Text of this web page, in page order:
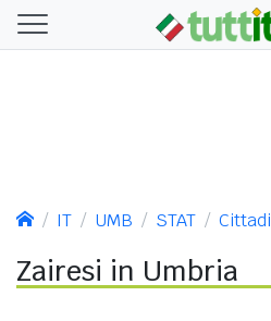
IT UMB STAT
Zairesi in Umbria